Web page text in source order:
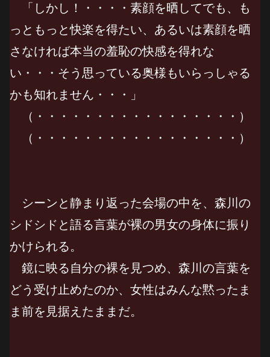
「しかし！・・・・素顔を晒してでも、も
っともっと快楽を得たい、あるいは素顔を晒
さなければ本当の羞恥の快感を得れな
い・・・そう思っている奥様もいらっしゃる
かも知れません・・・」
（・・・・・・・・・・・・・・・・・）
（・・・・・・・・・・・・・・・・・）
シーンと静まり返った会場の中を、森川の
シドシドと語る言葉が裸の男女の身体に振り
かけられる。
鏡に映る自分の裸を見つめ、森川の言葉を
どう受け止めたのか、女性はみんな黙ったま
ま前を見据えたままだ。